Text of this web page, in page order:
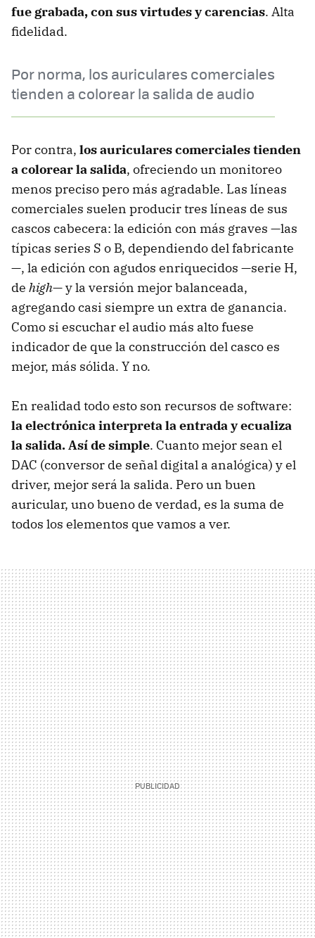
fue grabada, con sus virtudes y carencias. Alta
fidelidad.
Por norma, los auriculares comerciales
tienden a colorear la salida de audio
Por contra, los auriculares comerciales tienden
a colorear la salida, ofreciendo un monitoreo
menos preciso pero más agradable. Las líneas
comerciales suelen producir tres líneas de sus
cascos cabecera: la edición con más graves —las
típicas series S o B, dependiendo del fabricante
—, la edición con agudos enriquecidos —serie H,
de high— y la versión mejor balanceada,
agregando casi siempre un extra de ganancia.
Como si escuchar el audio más alto fuese
indicador de que la construcción del casco es
mejor, más sólida. Y no.
En realidad todo esto son recursos de software:
la electrónica interpreta la entrada y ecualiza
la salida. Así de simple. Cuanto mejor sean el
DAC (conversor de señal digital a analógica) y el
driver, mejor será la salida. Pero un buen
auricular, uno bueno de verdad, es la suma de
todos los elementos que vamos a ver.